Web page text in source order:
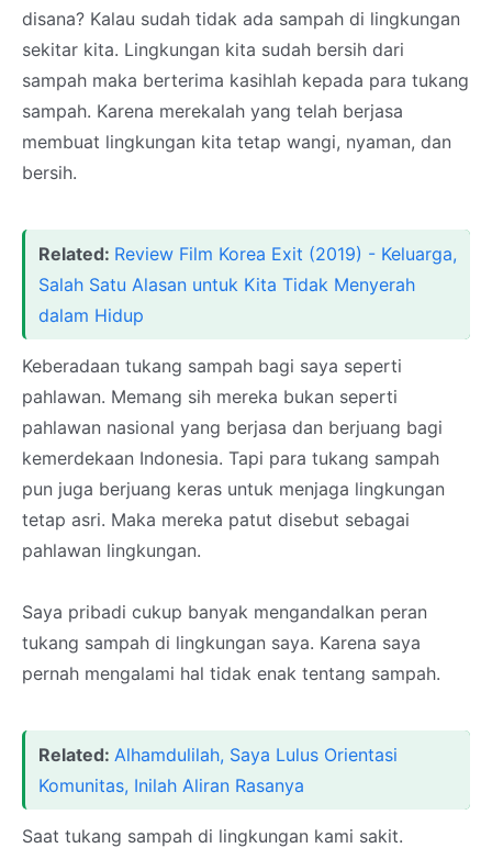
disana? Kalau sudah tidak ada sampah di lingkungan
sekitar kita. Lingkungan kita sudah bersih dari
sampah maka berterima kasihlah kepada para tukang
sampah. Karena merekalah yang telah berjasa
membuat lingkungan kita tetap wangi, nyaman, dan
bersih.
Related: Review Film Korea Exit (2019) - Keluarga,
Salah Satu Alasan untuk Kita Tidak Menyerah
dalam Hidup
Keberadaan tukang sampah bagi saya seperti
pahlawan. Memang sih mereka bukan seperti
pahlawan nasional yang berjasa dan berjuang bagi
kemerdekaan Indonesia. Tapi para tukang sampah
pun juga berjuang keras untuk menjaga lingkungan
tetap asri. Maka mereka patut disebut sebagai
pahlawan lingkungan.
Saya pribadi cukup banyak mengandalkan peran
tukang sampah di lingkungan saya. Karena saya
pernah mengalami hal tidak enak tentang sampah.
Related: Alhamdulilah, Saya Lulus Orientasi
Komunitas, Inilah Aliran Rasanya
Saat tukang sampah di lingkungan kami sakit.